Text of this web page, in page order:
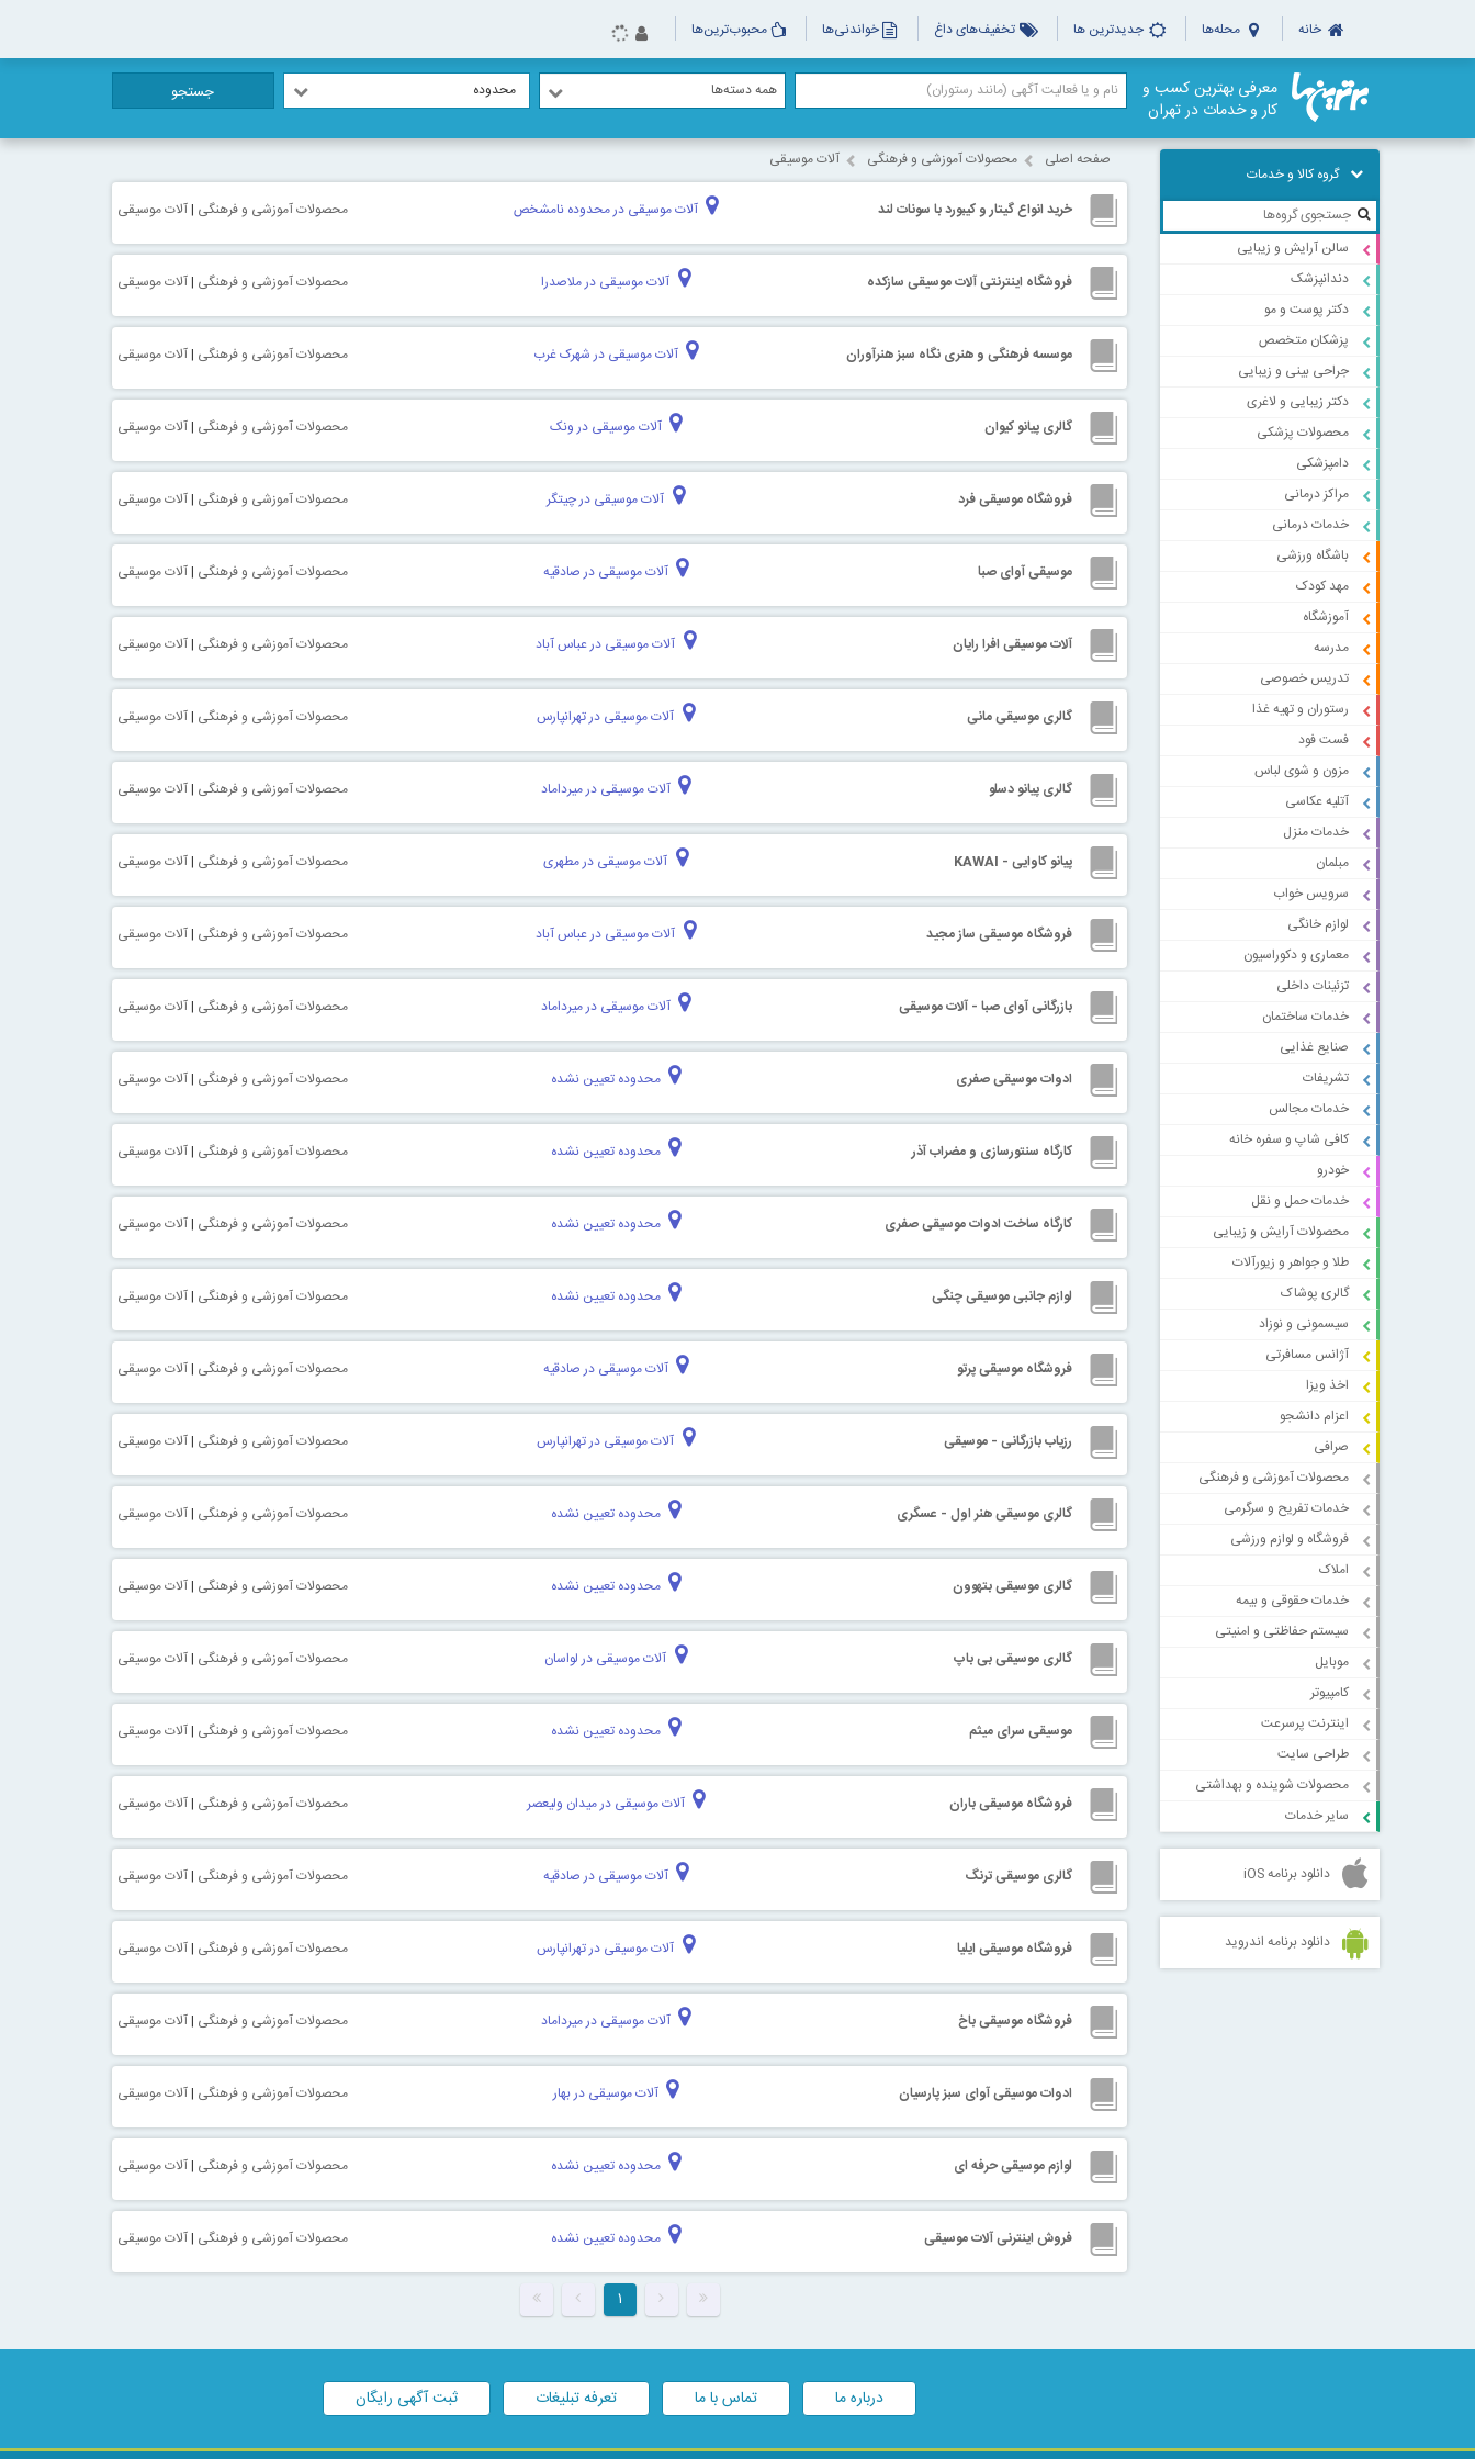
خانه محله‌ها جدیدترین ها تخفیف‌های داغ خواندنی‌ها محبوب‌ترین‌ها
معرفی بهترین کسب و
کار و خدمات در تهران
همه دسته‌ها محدوده جستجو
گروه کالا و خدمات
سالن آرایش و زیبایی
دندانپزشک
دکتر پوست و مو
پزشکان متخصص
جراحی بینی و زیبایی
دکتر زیبایی و لاغری
محصولات پزشکی
دامپزشکی
مراکز درمانی
خدمات درمانی
باشگاه ورزشی
مهد کودک
آموزشگاه
مدرسه
تدریس خصوصی
رستوران و تهیه غذا
فست فود
مزون و شوی لباس
آتلیه عکاسی
خدمات منزل
مبلمان
سرویس خواب
لوازم خانگی
معماری و دکوراسیون
تزئینات داخلی
خدمات ساختمان
صنایع غذایی
تشریفات
خدمات مجالس
کافی شاپ و سفره خانه
خودرو
خدمات حمل و نقل
محصولات آرایش و زیبایی
طلا و جواهر و زیورآلات
گالری پوشاک
سیسمونی و نوزاد
آژانس مسافرتی
اخذ ویزا
اعزام دانشجو
صرافی
محصولات آموزشی و فرهنگی
خدمات تفریح و سرگرمی
فروشگاه و لوازم ورزشی
املاک
خدمات حقوقی و بیمه
سیستم حفاظتی و امنیتی
موبایل
کامپیوتر
اینترنت پرسرعت
طراحی سایت
محصولات شوینده و بهداشتی
سایر خدمات
دانلود برنامه iOS
دانلود برنامه اندروید
صفحه اصلی محصولات آموزشی و فرهنگی آلات موسیقی
خرید انواع گیتار و کیبورد با سونات لند آلات موسیقی در محدوده نامشخص محصولات آموزشی و فرهنگی |آلات موسیقی
فروشگاه اینترنتی آلات موسیقی سازکده آلات موسیقی در ملاصدرا محصولات آموزشی و فرهنگی |آلات موسیقی
موسسه فرهنگی و هنری نگاه سبز هنرآوران آلات موسیقی در شهرک غرب محصولات آموزشی و فرهنگی |آلات موسیقی
گالری پیانو کیوان آلات موسیقی در ونک محصولات آموزشی و فرهنگی |آلات موسیقی
فروشگاه موسيقی فرد آلات موسیقی در چیتگر محصولات آموزشی و فرهنگی |آلات موسیقی
موسیقی آوای صبا آلات موسیقی در صادقیه محصولات آموزشی و فرهنگی |آلات موسیقی
آلات موسیقی افرا رایان آلات موسیقی در عباس آباد محصولات آموزشی و فرهنگی |آلات موسیقی
گالری موسیقی مانی آلات موسیقی در تهرانپارس محصولات آموزشی و فرهنگی |آلات موسیقی
گالری پیانو دسلو آلات موسیقی در میرداماد محصولات آموزشی و فرهنگی |آلات موسیقی
پیانو کاوایی - KAWAI آلات موسیقی در مطهری محصولات آموزشی و فرهنگی |آلات موسیقی
فروشگاه موسیقی ساز مجید آلات موسیقی در عباس آباد محصولات آموزشی و فرهنگی |آلات موسیقی
بازرگانی آوای صبا - آلات موسیقی آلات موسیقی در میرداماد محصولات آموزشی و فرهنگی |آلات موسیقی
ادوات موسیقی صفری محدوده تعیین نشده محصولات آموزشی و فرهنگی |آلات موسیقی
کارگاه سنتورسازی و مضراب آذر محدوده تعیین نشده محصولات آموزشی و فرهنگی |آلات موسیقی
کارگاه ساخت ادوات موسیقی صفری محدوده تعیین نشده محصولات آموزشی و فرهنگی |آلات موسیقی
لوازم جانبی موسیقی چنگی محدوده تعیین نشده محصولات آموزشی و فرهنگی |آلات موسیقی
فروشگاه موسیقی پرتو آلات موسیقی در صادقیه محصولات آموزشی و فرهنگی |آلات موسیقی
رزیاب بازرگانی - موسیقی آلات موسیقی در تهرانپارس محصولات آموزشی و فرهنگی |آلات موسیقی
گالری موسیقی هنر اول - عسگری محدوده تعیین نشده محصولات آموزشی و فرهنگی |آلات موسیقی
گالری موسیقی بتهوون محدوده تعیین نشده محصولات آموزشی و فرهنگی |آلات موسیقی
گالری موسیقی بی باپ آلات موسیقی در لواسان محصولات آموزشی و فرهنگی |آلات موسیقی
موسیقی سرای میثم محدوده تعیین نشده محصولات آموزشی و فرهنگی |آلات موسیقی
فروشگاه موسیقی باران آلات موسیقی در میدان ولیعصر محصولات آموزشی و فرهنگی |آلات موسیقی
گالری موسیقی ترنگ آلات موسیقی در صادقیه محصولات آموزشی و فرهنگی |آلات موسیقی
فروشگاه موسیقی ایلیا آلات موسیقی در تهرانپارس محصولات آموزشی و فرهنگی |آلات موسیقی
فروشگاه موسیقی باخ آلات موسیقی در میرداماد محصولات آموزشی و فرهنگی |آلات موسیقی
ادوات موسیقی آوای سبز پارسیان آلات موسیقی در بهار محصولات آموزشی و فرهنگی |آلات موسیقی
لوازم موسیقی حرفه ای محدوده تعیین نشده محصولات آموزشی و فرهنگی |آلات موسیقی
فروش اینترنی آلات موسیقی محدوده تعیین نشده محصولات آموزشی و فرهنگی |آلات موسیقی
۱
درباره ما تماس با ما تعرفه تبلیغات ثبت آگهی رایگان